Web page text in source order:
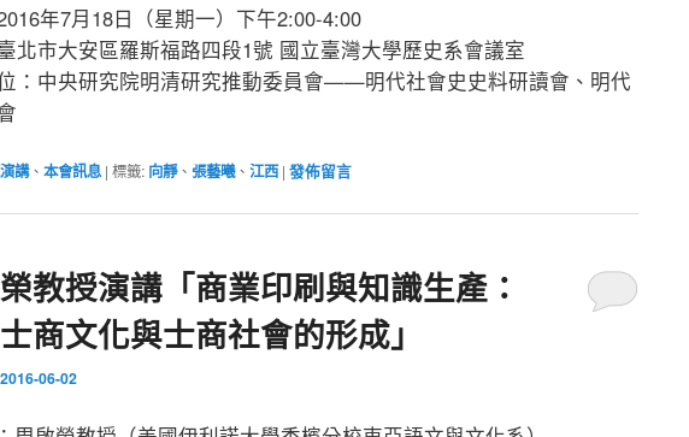
年7月18日（星期一）下午2:00-4:00
北市大安區羅斯福路四段1號 國立臺灣大學歷史系會議室
：中央研究院明清研究推動委員會——明代社會史史料研讀會、明代
講、 本會訊息 | 標籤: 向靜、 張藝曦、 江西 | 發佈留言
教授演講「商業印刷與知識生產：
商文化與士商社會的形成」
2016-06-02